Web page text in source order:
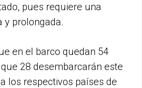
pues requiere una
y prolongada.
en el barco quedan 54
28 desembarcarán este
los respectivos países de